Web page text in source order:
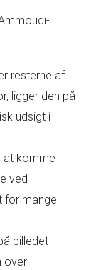
resterne af
ligger den på
udsigt i
at komme
ved
for mange
billedet
over